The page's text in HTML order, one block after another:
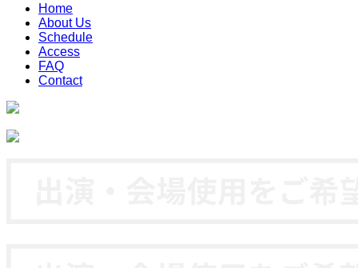
Home
About Us
Schedule
Access
FAQ
Contact